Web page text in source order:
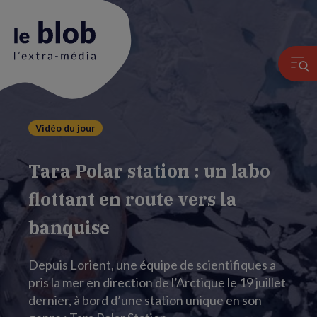
AnimationVidéo du jour
Tara Polar station : un labo
flottant en route vers la
banquise
Depuis Lorient, une équipe de scientifiques a
pris la mer en direction de l’Arctique le 19 juillet
dernier, à bord d’une station unique en son